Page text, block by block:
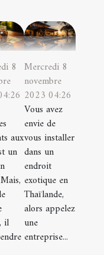
8
aux
un
il
Mercredi 8
novembre
2023 04:26
Vous avez
envie de
vous installer
dans un
endroit
exotique en
Thaïlande,
alors appelez
une
entreprise...